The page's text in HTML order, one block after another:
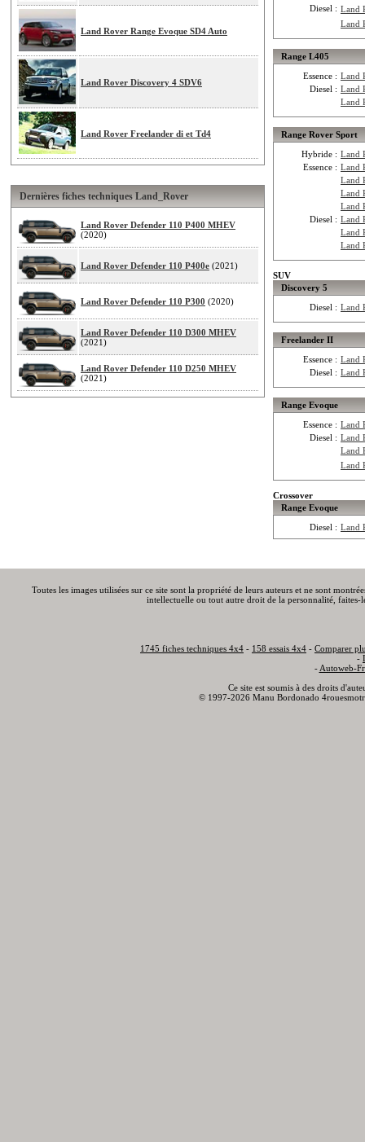
Land Rover Range Evoque SD4 Auto
Land Rover Discovery 4 SDV6
Land Rover Freelander di et Td4
Dernières fiches techniques Land_Rover
Land Rover Defender 110 P400 MHEV
(2020)
Land Rover Defender 110 P400e (2021)
Land Rover Defender 110 P300 (2020)
Land Rover Defender 110 D300 MHEV
(2021)
Land Rover Defender 110 D250 MHEV
(2021)
Diesel : Land
Land
Range L405
Essence : Land
Diesel : Land
Land
Range Rover Sport
Hybride : Land
Essence : Land
Land
Land
Land
Diesel : Land
Land
Land
SUV
Discovery 5
Diesel : Land
Freelander II
Essence : Land
Diesel : Land
Range Evoque
Essence : Land
Diesel : Land
Land
Land
Crossover
Range Evoque
Diesel : Land
Toutes les images utilisées sur ce site sont la propriété de leurs auteurs et ne sont
intellectuelle ou tout autre droit de la personnalité,
1745 fiches techniques 4x4 - 158 essais 4x4 - Comparer
-
- Autoweb-
Ce site est soumis à des droits
© 1997-2026 Manu Bordonado